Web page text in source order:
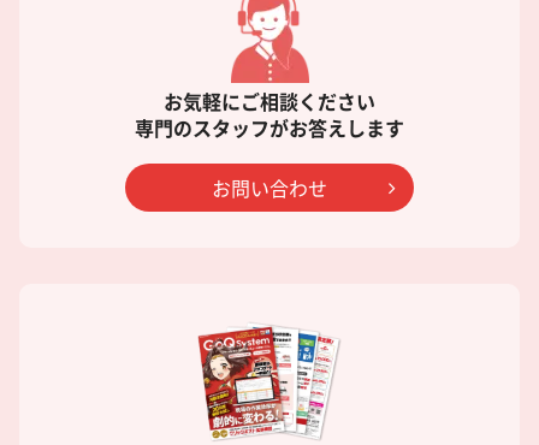
お気軽にご相談ください
専門のスタッフがお答えします
お問い合わせ